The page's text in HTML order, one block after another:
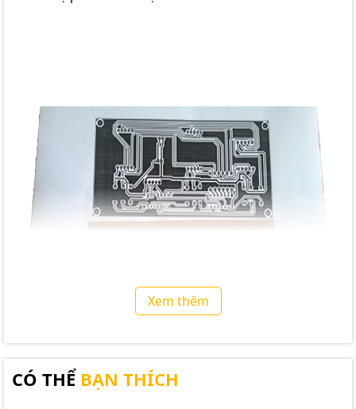
Xem thêm
CÓ THỂ BẠN THÍCH